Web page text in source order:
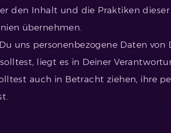
den Inhalt und die Praktiken
übernehmen.
uns personenbezogene Daten
liegt es in Deiner
auch in Betracht ziehen, ihre